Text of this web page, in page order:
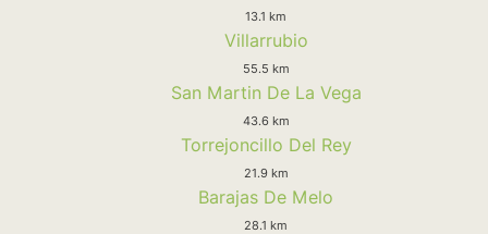
13.1 km
Villarrubio
55.5 km
San Martin De La Vega
43.6 km
Torrejoncillo Del Rey
21.9 km
Barajas De Melo
28.1 km